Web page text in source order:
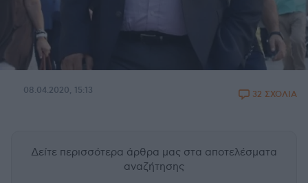
08.04.2020, 15:13 32 ΣΧΟΛΙΑ
Δείτε περισσότερα άρθρα μας στα αποτελέσματα
αναζήτησης